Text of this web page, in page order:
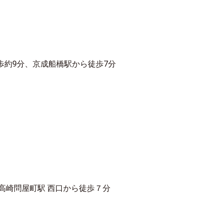
9分、京成船橋駅から徒歩7分
崎問屋町駅 西口から徒歩７分